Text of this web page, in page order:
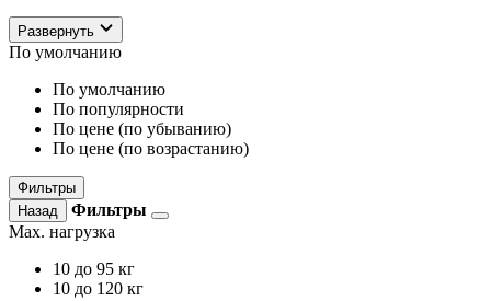
Развернуть
По умолчанию
По умолчанию
По популярности
По цене (по убыванию)
По цене (по возрастанию)
Фильтры
Назад
Фильтры
Max. нагрузка
10 до 95 кг
10 до 120 кг